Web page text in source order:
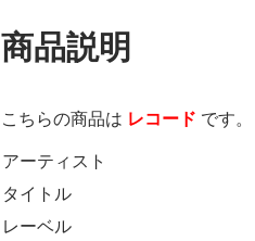
商品説明
こちらの商品は レコード です。
アーティスト
タイトル
レーベル